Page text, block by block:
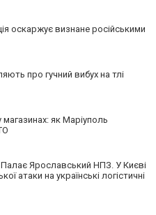
оскаржує визнане російськими
про гучний вибух на тлі
магазинах: як Маріуполь
Ярославський НПЗ. У Києві
атаки на українські логістичні